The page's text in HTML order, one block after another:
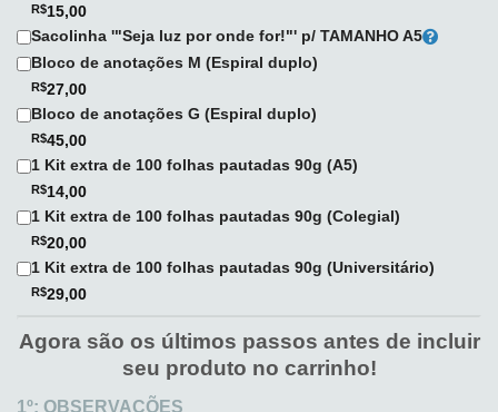
R$15,00
Sacolinha '"Seja luz por onde for!"' p/ TAMANHO A5
Bloco de anotações M (Espiral duplo)
R$27,00
Bloco de anotações G (Espiral duplo)
R$45,00
1 Kit extra de 100 folhas pautadas 90g (A5)
R$14,00
1 Kit extra de 100 folhas pautadas 90g (Colegial)
R$20,00
1 Kit extra de 100 folhas pautadas 90g (Universitário)
R$29,00
Agora são os últimos passos antes de incluir
seu produto no carrinho!
1º: OBSERVAÇÕES